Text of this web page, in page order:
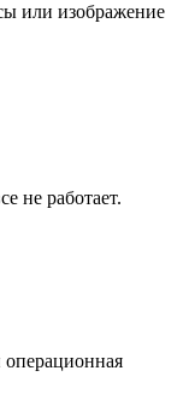
или изображение
не работает.
операционная